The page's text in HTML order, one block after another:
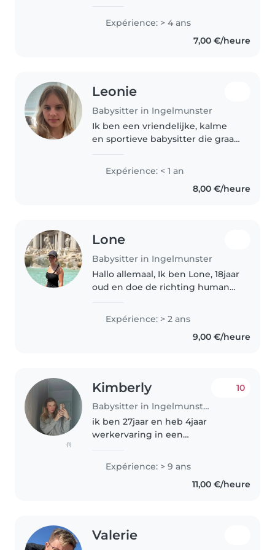
oppasgezin. Op school volg ik
maatschappij-en
welzijnswetenschappen.
Expérience: > 4 ans
7,00 €/heure
Leonie
Babysitter in Ingelmunster
Ik ben een vriendelijke, kalme
en sportieve babysitter die graag
student moderalisatie en ben
comfortabel met huisdieren,
koken, huishoudelijke taken..
Expérience: < 1 an
8,00 €/heure
Lone
Babysitter in Ingelmunster
Hallo allemaal, Ik ben Lone, 18jaar
oud en doe de richting humane
persoon. Ik ben beschikbaar
tijdens de vakanties en..
Expérience: > 2 ans
9,00 €/heure
(1)
Kimberly
Babysitter in Ingelmunster
10
ik ben 27jaar en heb 4jaar
werkervaring in een
heb ik daarvoor 3j stage gedaan.
Ik heb de meeste ervaring met
baby's. momenteel werk ik bij
Expérience: > 9 ans
11,00 €/heure
Valerie